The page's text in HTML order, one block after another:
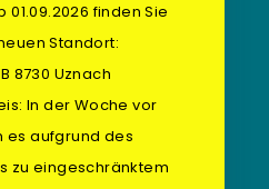
01.09.2026 finden Sie
Standort:
8730 Uznach
In der Woche vor
es aufgrund des
zu eingeschränktem